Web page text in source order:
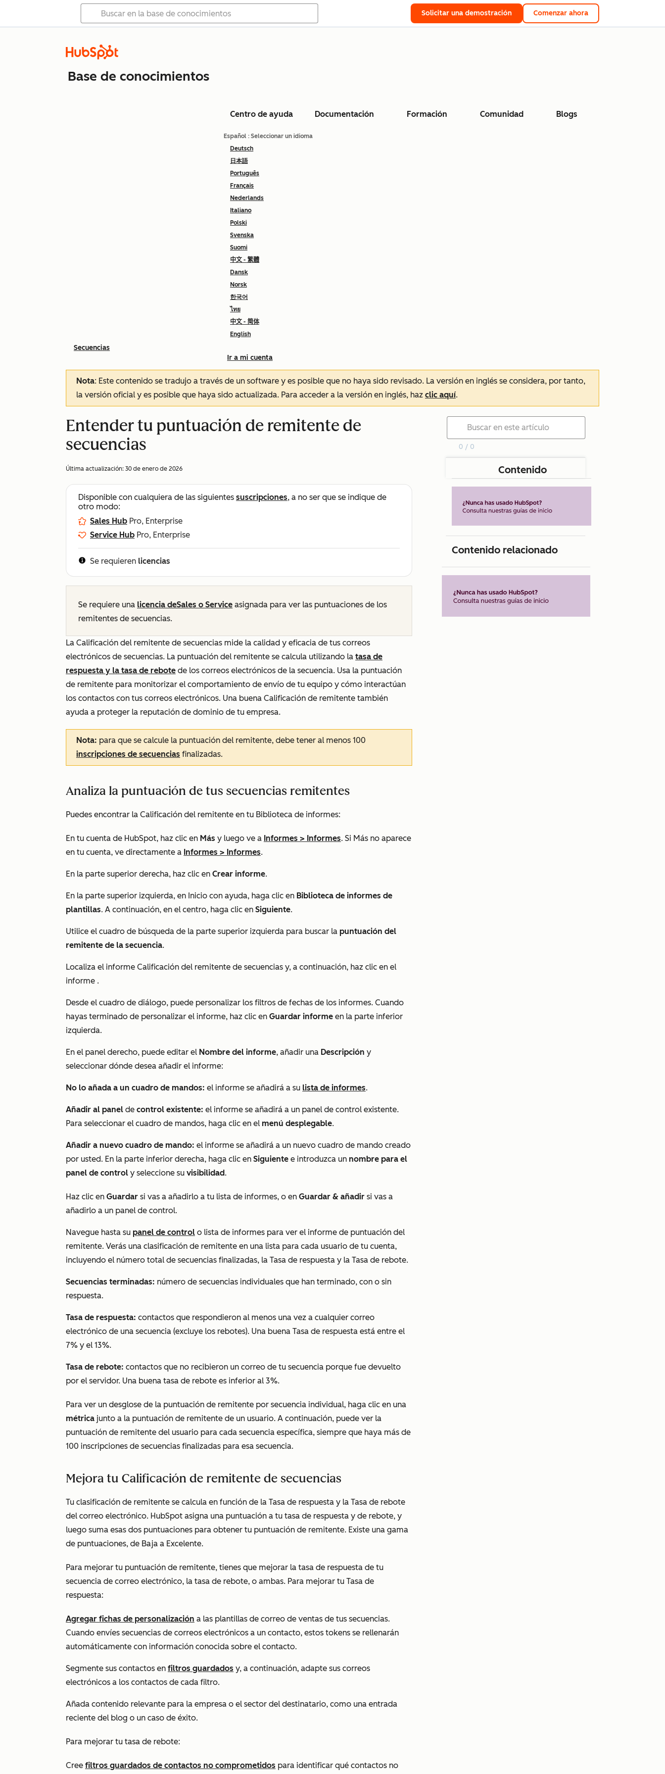
Solicitar una demostración Comenzar ahora
Base de conocimientos
Centro de ayuda Documentación Formación Comunidad Blogs
Español : Seleccionar un idioma
Deutsch
日本語
Português
Français
Nederlands
Italiano
Polski
Svenska
Suomi
中文 - 繁體
Dansk
Norsk
한국어
ไทย
中文 - 简体
English
Ir a mi cuenta
Secuencias
Nota: Este contenido se tradujo a través de un software y es posible que no haya sido revisado. La versión en inglés se considera, por tanto,
la versión oficial y es posible que haya sido actualizada. Para acceder a la versión en inglés, haz clic aquí.
Entender tu puntuación de remitente de
secuencias
Última actualización: 30 de enero de 2026
Disponible con cualquiera de las siguientes suscripciones, a no ser que se indique de
otro modo:
Sales Hub Pro, Enterprise
Service Hub Pro, Enterprise
Se requieren licencias
Se requiere una licencia deSales o Service asignada para ver las puntuaciones de los
remitentes de secuencias.
La Calificación del remitente de secuencias mide la calidad y eficacia de tus correos
electrónicos de secuencias. La puntuación del remitente se calcula utilizando la tasa de
respuesta y la tasa de rebote de los correos electrónicos de la secuencia. Usa la puntuación
de remitente para monitorizar el comportamiento de envío de tu equipo y cómo interactúan
los contactos con tus correos electrónicos. Una buena Calificación de remitente también
ayuda a proteger la reputación de dominio de tu empresa.
Nota: para que se calcule la puntuación del remitente, debe tener al menos 100
inscripciones de secuencias finalizadas.
Analiza la puntuación de tus secuencias remitentes
Puedes encontrar la Calificación del remitente en tu Biblioteca de informes:
En tu cuenta de HubSpot, haz clic en Más y luego ve a Informes > Informes. Si Más no aparece
en tu cuenta, ve directamente a Informes > Informes.
En la parte superior derecha, haz clic en Crear informe.
En la parte superior izquierda, en Inicio con ayuda, haga clic en Biblioteca de informes de
plantillas. A continuación, en el centro, haga clic en Siguiente.
Utilice el cuadro de búsqueda de la parte superior izquierda para buscar la puntuación del
remitente de la secuencia.
Localiza el informe Calificación del remitente de secuencias y, a continuación, haz clic en el
informe .
Desde el cuadro de diálogo, puede personalizar los filtros de fechas de los informes. Cuando
hayas terminado de personalizar el informe, haz clic en Guardar informe en la parte inferior
izquierda.
En el panel derecho, puede editar el Nombre del informe, añadir una Descripción y
seleccionar dónde desea añadir el informe:
No lo añada a un cuadro de mandos: el informe se añadirá a su lista de informes.
Añadir al panel de control existente: el informe se añadirá a un panel de control existente.
Para seleccionar el cuadro de mandos, haga clic en el menú desplegable.
Añadir a nuevo cuadro de mando: el informe se añadirá a un nuevo cuadro de mando creado
por usted. En la parte inferior derecha, haga clic en Siguiente e introduzca un nombre para el
panel de control y seleccione su visibilidad.
Haz clic en Guardar si vas a añadirlo a tu lista de informes, o en Guardar & añadir si vas a
añadirlo a un panel de control.
Navegue hasta su panel de control o lista de informes para ver el informe de puntuación del
remitente. Verás una clasificación de remitente en una lista para cada usuario de tu cuenta,
incluyendo el número total de secuencias finalizadas, la Tasa de respuesta y la Tasa de rebote.
Secuencias terminadas: número de secuencias individuales que han terminado, con o sin
respuesta.
Tasa de respuesta: contactos que respondieron al menos una vez a cualquier correo
electrónico de una secuencia (excluye los rebotes). Una buena Tasa de respuesta está entre el
7% y el 13%.
Tasa de rebote: contactos que no recibieron un correo de tu secuencia porque fue devuelto
por el servidor. Una buena tasa de rebote es inferior al 3%.
Para ver un desglose de la puntuación de remitente por secuencia individual, haga clic en una
métrica junto a la puntuación de remitente de un usuario. A continuación, puede ver la
puntuación de remitente del usuario para cada secuencia específica, siempre que haya más de
100 inscripciones de secuencias finalizadas para esa secuencia.
Mejora tu Calificación de remitente de secuencias
Tu clasificación de remitente se calcula en función de la Tasa de respuesta y la Tasa de rebote
del correo electrónico. HubSpot asigna una puntuación a tu tasa de respuesta y de rebote, y
luego suma esas dos puntuaciones para obtener tu puntuación de remitente. Existe una gama
de puntuaciones, de Baja a Excelente.
Para mejorar tu puntuación de remitente, tienes que mejorar la tasa de respuesta de tu
secuencia de correo electrónico, la tasa de rebote, o ambas. Para mejorar tu Tasa de
respuesta:
Agregar fichas de personalización a las plantillas de correo de ventas de tus secuencias.
Cuando envíes secuencias de correos electrónicos a un contacto, estos tokens se rellenarán
automáticamente con información conocida sobre el contacto.
Segmente sus contactos en filtros guardados y, a continuación, adapte sus correos
electrónicos a los contactos de cada filtro.
Añada contenido relevante para la empresa o el sector del destinatario, como una entrada
reciente del blog o un caso de éxito.
Para mejorar tu tasa de rebote:
Cree filtros guardados de contactos no comprometidos para identificar qué contactos no
0 / 0
Contenido
Contenido relacionado